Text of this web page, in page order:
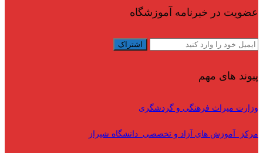
عضویت در خبرنامه آموزشگاه
پیوند های مهم
وزارت میراث فرهنگی و گردشگری
مرکز آموزش های آزاد و تخصصی دانشگاه شیراز